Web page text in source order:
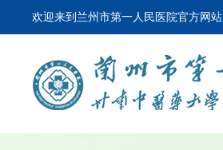
欢迎来到兰州市第一人民医院官方网站